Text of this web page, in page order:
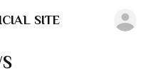
SITE